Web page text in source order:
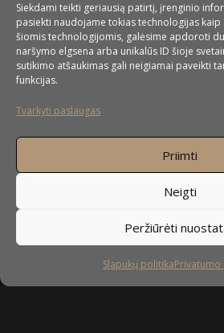
Siekdami teikti geriausią patirtį, įrenginio
pasiekti naudojame tokias technologijas kaip
šiomis technologijomis, galėsime apdoroti
naršymo elgsena arba unikalūs ID šioje
sutikimo atšaukimas gali neigiamai paveikti
funkcijas.
Tvarkyti paslaugas
Priimti
Neigti
Peržiūrėti
Slapukų politika
Sekite mus